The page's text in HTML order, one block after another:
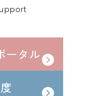
ータル